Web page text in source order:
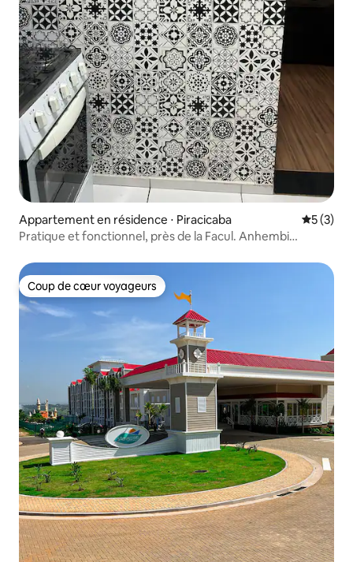
Appartement en résidence ⋅ Piracicaba
5 (3)
Pratique et fonctionnel, près de la Facul. Anhembi
Coup de cœur voyageurs
Coup de cœur voyageurs